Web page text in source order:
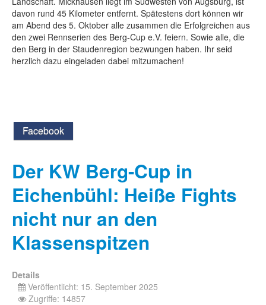
davon rund 45 Kilometer entfernt. Spätestens dort können wir
am Abend des 5. Oktober alle zusammen die Erfolgreichen aus
den zwei Rennserien des Berg-Cup e.V. feiern. Sowie alle, die
den Berg in der Staudenregion bezwungen haben. Ihr seid
herzlich dazu eingeladen dabei mitzumachen!
Facebook
Der KW Berg-Cup in
Eichenbühl: Heiße Fights
nicht nur an den
Klassenspitzen
Details
Veröffentlicht: 15. September 2025
Zugriffe: 14857